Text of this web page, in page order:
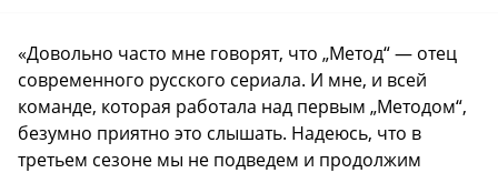
«Довольно часто мне говорят, что „Метод“ — отец
современного русского сериала. И мне, и всей
команде, которая работала над первым „Методом“,
безумно приятно это слышать. Надеюсь, что в
третьем сезоне мы не подведем и продолжим